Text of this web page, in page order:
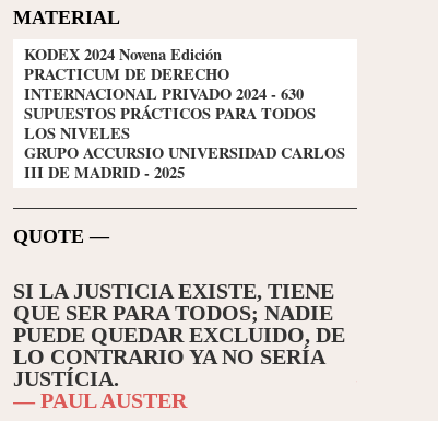
MATERIAL
KODEX 2024 Novena Edición
PRACTICUM DE DERECHO
INTERNACIONAL PRIVADO 2024 - 630
SUPUESTOS PRÁCTICOS PARA TODOS
LOS NIVELES
GRUPO ACCURSIO UNIVERSIDAD CARLOS
III DE MADRID - 2025
QUOTE —
SI LA JUSTICIA EXISTE, TIENE
QUE SER PARA TODOS; NADIE
PUEDE QUEDAR EXCLUIDO, DE
LO CONTRARIO YA NO SERÍA
JUSTÍCIA.
— PAUL AUSTER